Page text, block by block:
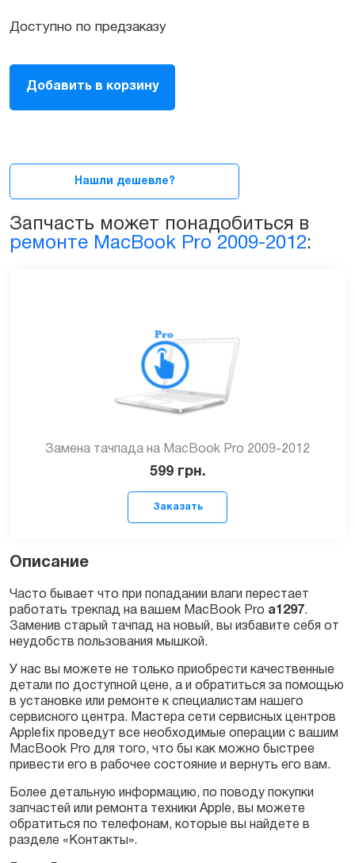
Доступно по предзаказу
Тачпад
(трекпад)
для
2009-
quantity
Добавить в корзину
Нашли дешевле?
Запчасть может понадобиться в
ремонте MacBook Pro 2009-2012:
Замена тачпада на MacBook Pro 2009-2012
599 грн.
Заказать
Описание
Часто бывает что при попадании влаги перестает
работать трекпад на вашем MacBook Pro a1297.
Заменив старый тачпад на новый, вы избавите себя от
неудобств пользования мышкой.
У нас вы можете не только приобрести качественные
детали по доступной цене, а и обратиться за помощью
в установке или ремонте к специалистам нашего
сервисного центра. Мастера сети сервисных центров
Applefix проведут все необходимые операции с вашим
MacBook Pro для того, что бы как можно быстрее
привести его в рабочее состояние и вернуть его вам.
Более детальную информацию, по поводу покупки
запчастей или ремонта техники Apple, вы можете
обратиться по телефонам, которые вы найдете в
разделе «Контакты».